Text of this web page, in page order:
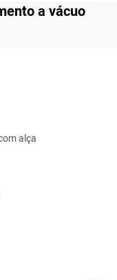
a vácuo
alça